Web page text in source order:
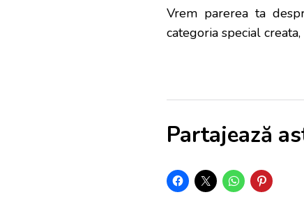
Vrem parerea ta
categoria special
Partajează